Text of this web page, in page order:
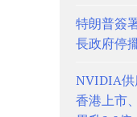
特朗普簽
長政府停
NVIDIA供
香港上市